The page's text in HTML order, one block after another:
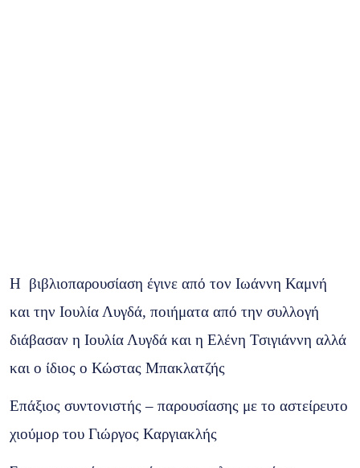
Η βιβλιοπαρουσίαση έγινε από τον Ιωάννη Καμνή
και την Ιουλία Λυγδά, ποιήματα από την συλλογή
διάβασαν η Ιουλία Λυγδά και η Ελένη Τσιγιάννη αλλά
και ο ίδιος ο Κώστας Μπακλατζής
Επάξιος συντονιστής – παρουσίασης με το αστείρευτο
χιούμορ του Γιώργος Καργιακλής